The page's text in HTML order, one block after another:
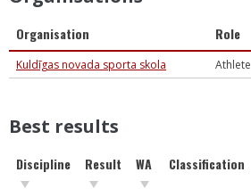
Organisation Role
Kuldīgas novada sporta skola Athlete
Best results
Discipline Result WA Classification